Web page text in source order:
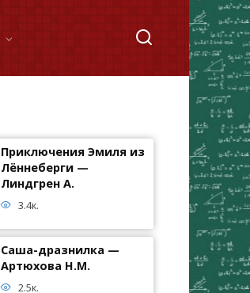
Приключения Эмиля из
Лённеберги —
Линдгрен А.
3.4к.
Саша-дразнилка —
Артюхова Н.М.
2.5к.